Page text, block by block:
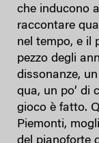
che inducono
raccontare
nel tempo, e il
pezzo degli
dissonanze,
qua, un po’ di
gioco è fatto.
Piemonti,